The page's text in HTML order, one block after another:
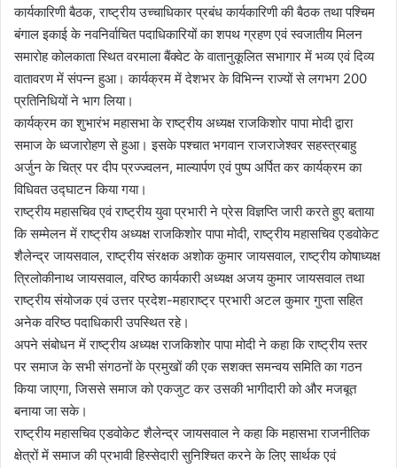
कार्यकारिणी बैठक, राष्ट्रीय उच्चाधिकार प्रबंध कार्यकारिणी की बैठक तथा पश्चिम
बंगाल इकाई के नवनिर्वाचित पदाधिकारियों का शपथ ग्रहण एवं स्वजातीय मिलन
समारोह कोलकाता स्थित वरमाला बैंक्वेट के वातानुकूलित सभागार में भव्य एवं दिव्य
वातावरण में संपन्न हुआ। कार्यक्रम में देशभर के विभिन्न राज्यों से लगभग 200
प्रतिनिधियों ने भाग लिया।
कार्यक्रम का शुभारंभ महासभा के राष्ट्रीय अध्यक्ष राजकिशोर पापा मोदी द्वारा
समाज के ध्वजारोहण से हुआ। इसके पश्चात भगवान राजराजेश्वर सहस्त्रबाहु
अर्जुन के चित्र पर दीप प्रज्ज्वलन, माल्यार्पण एवं पुष्प अर्पित कर कार्यक्रम का
विधिवत उद्घाटन किया गया।
राष्ट्रीय महासचिव एवं राष्ट्रीय युवा प्रभारी ने प्रेस विज्ञप्ति जारी करते हुए बताया
कि सम्मेलन में राष्ट्रीय अध्यक्ष राजकिशोर पापा मोदी, राष्ट्रीय महासचिव एडवोकेट
शैलेन्द्र जायसवाल, राष्ट्रीय संरक्षक अशोक कुमार जायसवाल, राष्ट्रीय कोषाध्यक्ष
त्रिलोकीनाथ जायसवाल, वरिष्ठ कार्यकारी अध्यक्ष अजय कुमार जायसवाल तथा
राष्ट्रीय संयोजक एवं उत्तर प्रदेश-महाराष्ट्र प्रभारी अटल कुमार गुप्ता सहित
अनेक वरिष्ठ पदाधिकारी उपस्थित रहे।
अपने संबोधन में राष्ट्रीय अध्यक्ष राजकिशोर पापा मोदी ने कहा कि राष्ट्रीय स्तर
पर समाज के सभी संगठनों के प्रमुखों की एक सशक्त समन्वय समिति का गठन
किया जाएगा, जिससे समाज को एकजुट कर उसकी भागीदारी को और मजबूत
बनाया जा सके।
राष्ट्रीय महासचिव एडवोकेट शैलेन्द्र जायसवाल ने कहा कि महासभा राजनीतिक
क्षेत्रों में समाज की प्रभावी हिस्सेदारी सुनिश्चित करने के लिए सार्थक एवं